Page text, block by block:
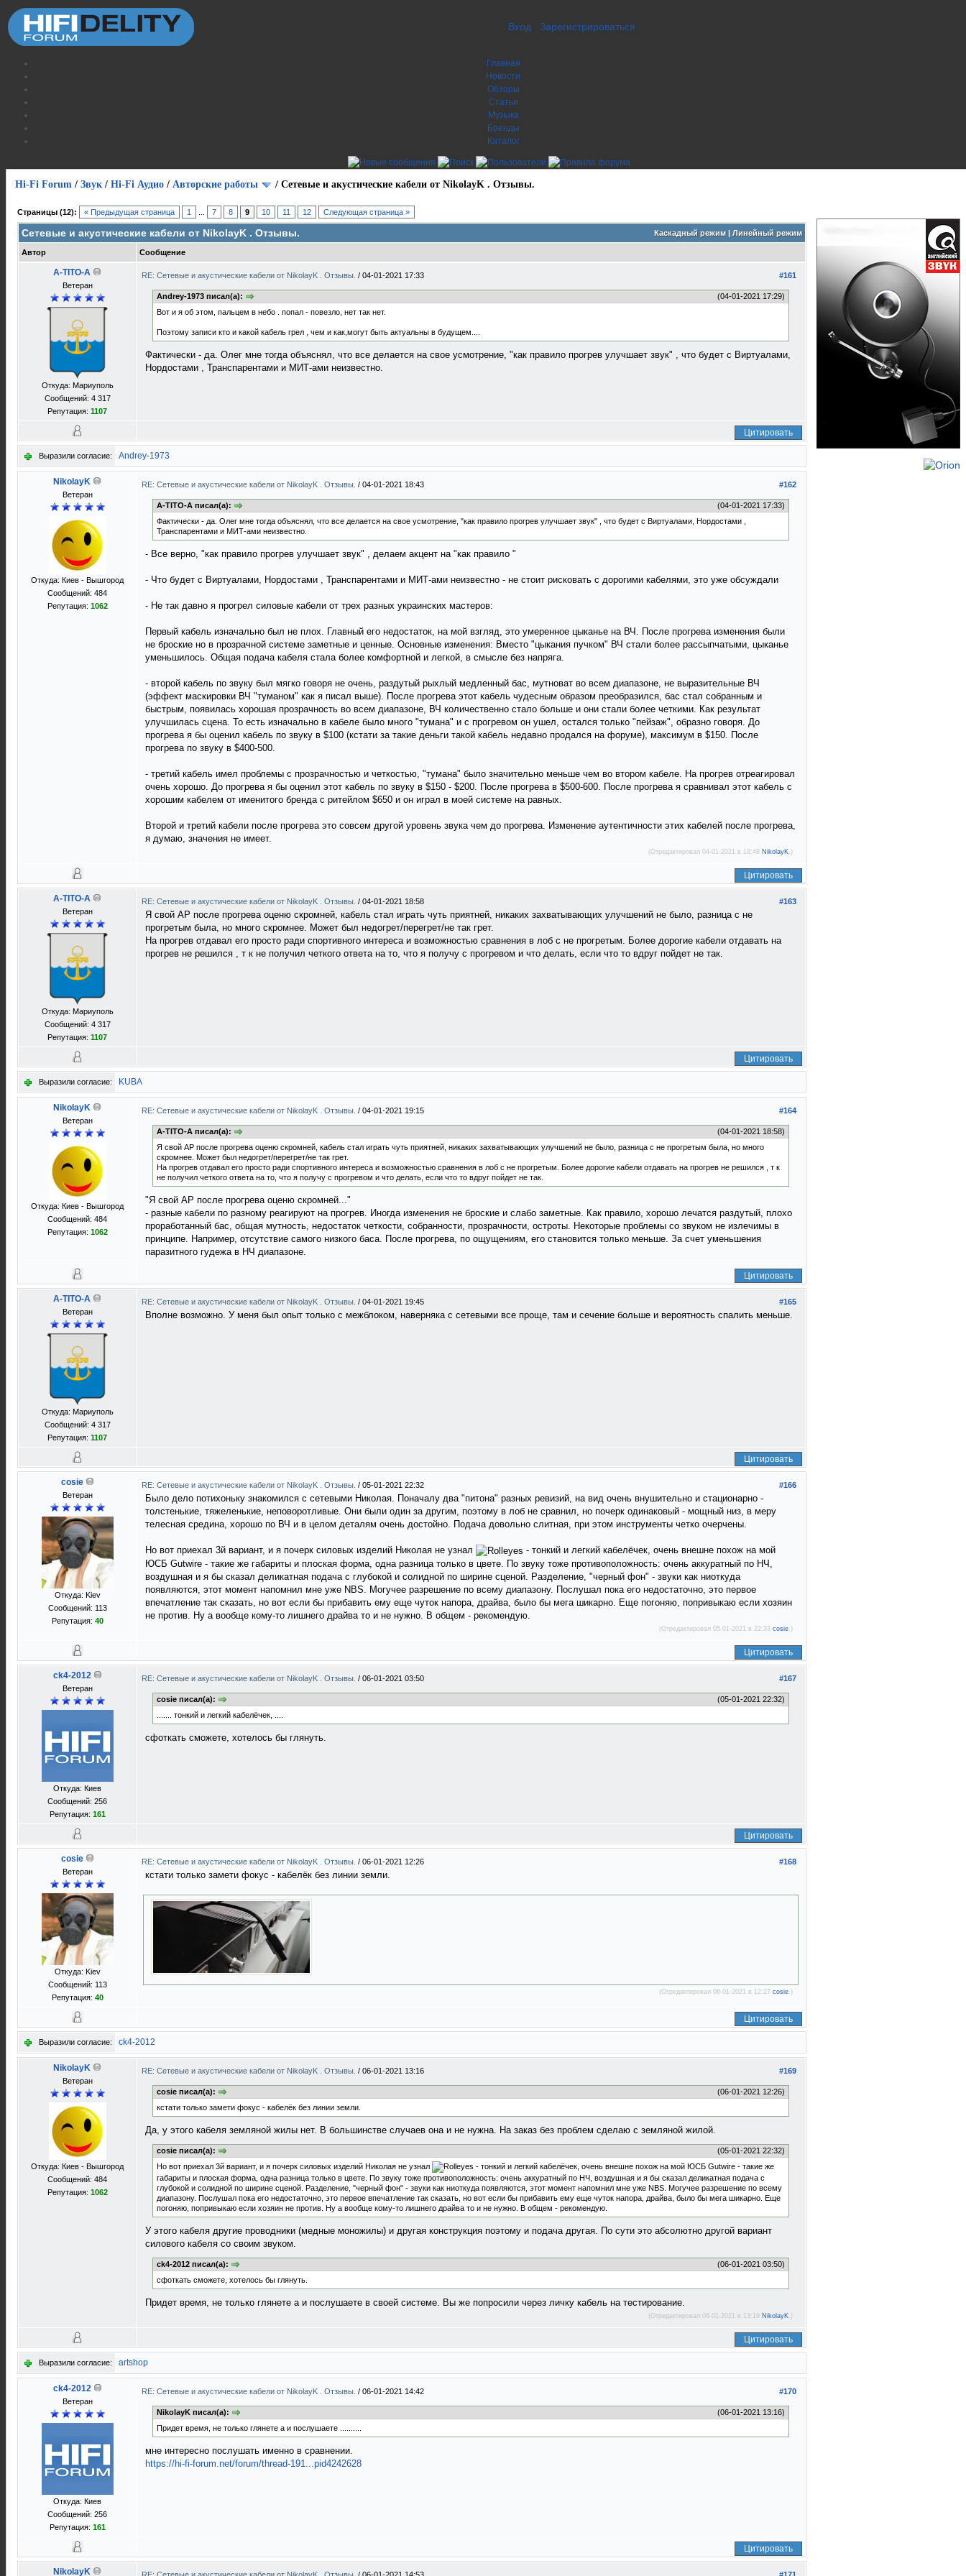
Вход Зарегистрироваться
Главная
Новости
Обзоры
Статьи
Музыка
Бренды
Каталог
Hi-Fi Forum / Звук / Hi-Fi Аудио / Авторские работы / Сетевые и акустические кабели от NikolayK . Отзывы.
Страницы (12): « Предыдущая страница 1 7 8 9 10 11 12 Следующая страница »
Каскадный режим| Линейный режим
Сетевые и акустические кабели от NikolayK . Отзывы.
Автор Сообщение
A-TITO-A
Ветеран
Откуда: Мариуполь
Сообщений: 4 317
Репутация: 1107
#161
RE: Сетевые и акустические кабели от NikolayK . Отзывы. / 04-01-2021 17:33
(04-01-2021 17:29)
Andrey-1973 писал(а):
Вот и я об этом, пальцем в небо . попал - повезло, нет так нет.
Поэтому записи кто и какой кабель грел , чем и как,могут быть актуальны в будущем....
Фактически - да. Олег мне тогда объяснял, что все делается на свое усмотрение, "как правило прогрев улучшает звук" , что будет с Виртуалами,
Нордостами , Транспарентами и МИТ-ами неизвестно.
Цитировать
Выразили согласие: Andrey-1973
NikolayK
Ветеран
Откуда: Киев - Вышгород
Сообщений: 484
Репутация: 1062
#162
RE: Сетевые и акустические кабели от NikolayK . Отзывы. / 04-01-2021 18:43
(04-01-2021 17:33)
A-TITO-A писал(а):
Фактически - да. Олег мне тогда объяснял, что все делается на свое усмотрение, "как правило прогрев улучшает звук" , что будет с Виртуалами, Нордостами ,
Транспарентами и МИТ-ами неизвестно.
- Все верно, "как правило прогрев улучшает звук" , делаем акцент на "как правило "
- Что будет с Виртуалами, Нордостами , Транспарентами и МИТ-ами неизвестно - не стоит рисковать с дорогими кабелями, это уже обсуждали
- Не так давно я прогрел силовые кабели от трех разных украинских мастеров:
Первый кабель изначально был не плох. Главный его недостаток, на мой взгляд, это умеренное цыканье на ВЧ. После прогрева изменения были
не броские но в прозрачной системе заметные и ценные. Основные изменения: Вместо "цыкания пучком" ВЧ стали более рассыпчатыми, цыканье
уменьшилось. Общая подача кабеля стала более комфортной и легкой, в смысле без напряга.
- второй кабель по звуку был мягко говоря не очень, раздутый рыхлый медленный бас, мутноват во всем диапазоне, не выразительные ВЧ
(эффект маскировки ВЧ "туманом" как я писал выше). После прогрева этот кабель чудесным образом преобразился, бас стал собранным и
быстрым, появилась хорошая прозрачность во всем диапазоне, ВЧ количественно стало больше и они стали более четкими. Как результат
улучшилась сцена. То есть изначально в кабеле было много "тумана" и с прогревом он ушел, остался только "пейзаж", образно говоря. До
прогрева я бы оценил кабель по звуку в $100 (кстати за такие деньги такой кабель недавно продался на форуме), максимум в $150. После
прогрева по звуку в $400-500.
- третий кабель имел проблемы с прозрачностью и четкостью, "тумана" было значительно меньше чем во втором кабеле. На прогрев отреагировал
очень хорошо. До прогрева я бы оценил этот кабель по звуку в $150 - $200. После прогрева в $500-600. После прогрева я сравнивал этот кабель с
хорошим кабелем от именитого бренда с ритейлом $650 и он играл в моей системе на равных.
Второй и третий кабели после прогрева это совсем другой уровень звука чем до прогрева. Изменение аутентичности этих кабелей после прогрева,
я думаю, значения не имеет.
(Отредактировал 04-01-2021 в 18:48 NikolayK.)
Цитировать
A-TITO-A
Ветеран
Откуда: Мариуполь
Сообщений: 4 317
Репутация: 1107
#163
RE: Сетевые и акустические кабели от NikolayK . Отзывы. / 04-01-2021 18:58
Я свой АР после прогрева оценю скромней, кабель стал играть чуть приятней, никаких захватывающих улучшений не было, разница с не
прогретым была, но много скромнее. Может был недогрет/перегрет/не так грет.
На прогрев отдавал его просто ради спортивного интереса и возможностью сравнения в лоб с не прогретым. Более дорогие кабели отдавать на
прогрев не решился , т к не получил четкого ответа на то, что я получу с прогревом и что делать, если что то вдруг пойдет не так.
Цитировать
Выразили согласие: KUBA
NikolayK
Ветеран
Откуда: Киев - Вышгород
Сообщений: 484
Репутация: 1062
#164
RE: Сетевые и акустические кабели от NikolayK . Отзывы. / 04-01-2021 19:15
(04-01-2021 18:58)
A-TITO-A писал(а):
Я свой АР после прогрева оценю скромней, кабель стал играть чуть приятней, никаких захватывающих улучшений не было, разница с не прогретым была, но много
скромнее. Может был недогрет/перегрет/не так грет.
На прогрев отдавал его просто ради спортивного интереса и возможностью сравнения в лоб с не прогретым. Более дорогие кабели отдавать на прогрев не решился , т к
не получил четкого ответа на то, что я получу с прогревом и что делать, если что то вдруг пойдет не так.
"Я свой АР после прогрева оценю скромней..."
- разные кабели по разному реагируют на прогрев. Иногда изменения не броские и слабо заметные. Как правило, хорошо лечатся раздутый, плохо
проработанный бас, общая мутность, недостаток четкости, собранности, прозрачности, остроты. Некоторые проблемы со звуком не излечимы в
принципе. Например, отсутствие самого низкого баса. После прогрева, по ощущениям, его становится только меньше. За счет уменьшения
паразитного гудежа в НЧ диапазоне.
Цитировать
A-TITO-A
Ветеран
Откуда: Мариуполь
Сообщений: 4 317
Репутация: 1107
#165
RE: Сетевые и акустические кабели от NikolayK . Отзывы. / 04-01-2021 19:45
Вполне возможно. У меня был опыт только с межблоком, наверняка с сетевыми все проще, там и сечение больше и вероятность спалить меньше.
Цитировать
cosie
Ветеран
Откуда: Kiev
Сообщений: 113
Репутация: 40
#166
RE: Сетевые и акустические кабели от NikolayK . Отзывы. / 05-01-2021 22:32
Было дело потихоньку знакомился с сетевыми Николая. Поначалу два "питона" разных ревизий, на вид очень внушительно и стационарно -
толстенькие, тяжеленькие, неповоротливые. Они были один за другим, поэтому в лоб не сравнил, но почерк одинаковый - мощный низ, в меру
телесная средина, хорошо по ВЧ и в целом деталям очень достойно. Подача довольно слитная, при этом инструменты четко очерчены.
Но вот приехал 3й вариант, и я почерк силовых изделий Николая не узнал
- тонкий и легкий кабелёчек, очень внешне похож на мой
ЮСБ Gutwire - такие же габариты и плоская форма, одна разница только в цвете. По звуку тоже противоположность: очень аккуратный по НЧ,
воздушная и я бы сказал деликатная подача с глубокой и солидной по ширине сценой. Разделение, "черный фон" - звуки как ниоткуда
появляются, этот момент напомнил мне уже NBS. Могучее разрешение по всему диапазону. Послушал пока его недостаточно, это первое
впечатление так сказать, но вот если бы прибавить ему еще чуток напора, драйва, было бы мега шикарно. Еще погоняю, попривыкаю если хозяин
не против. Ну а вообще кому-то лишнего драйва то и не нужно. В общем - рекомендую.
(Отредактировал 05-01-2021 в 22:33 cosie .)
Цитировать
ck4-2012
Ветеран
Откуда: Киев
Сообщений: 256
Репутация: 161
#167
RE: Сетевые и акустические кабели от NikolayK . Отзывы. / 06-01-2021 03:50
(05-01-2021 22:32)
cosie писал(а):
....... тонкий и легкий кабелёчек, ....
сфоткать сможете, хотелось бы глянуть.
Цитировать
cosie
Ветеран
Откуда: Kiev
Сообщений: 113
Репутация: 40
#168
RE: Сетевые и акустические кабели от NikolayK . Отзывы. / 06-01-2021 12:26
кстати только замети фокус - кабелёк без линии земли.
(Отредактировал 06-01-2021 в 12:27 cosie .)
Цитировать
Выразили согласие: ck4-2012
NikolayK
Ветеран
Откуда: Киев - Вышгород
Сообщений: 484
Репутация: 1062
#169
RE: Сетевые и акустические кабели от NikolayK . Отзывы. / 06-01-2021 13:16
(06-01-2021 12:26)
cosie писал(а):
кстати только замети фокус - кабелёк без линии земли.
Да, у этого кабеля земляной жилы нет. В большинстве случаев она и не нужна. На заказ без проблем сделаю с земляной жилой.
(05-01-2021 22:32)
cosie писал(а):
Но вот приехал 3й вариант, и я почерк силовых изделий Николая не узнал
- тонкий и легкий кабелёчек, очень внешне похож на мой ЮСБ Gutwire - такие же
габариты и плоская форма, одна разница только в цвете. По звуку тоже противоположность: очень аккуратный по НЧ, воздушная и я бы сказал деликатная подача с
глубокой и солидной по ширине сценой. Разделение, "черный фон" - звуки как ниоткуда появляются, этот момент напомнил мне уже NBS. Могучее разрешение по всему
диапазону. Послушал пока его недостаточно, это первое впечатление так сказать, но вот если бы прибавить ему еще чуток напора, драйва, было бы мега шикарно. Еще
погоняю, попривыкаю если хозяин не против. Ну а вообще кому-то лишнего драйва то и не нужно. В общем - рекомендую.
У этого кабеля другие проводники (медные моножилы) и другая конструкция поэтому и подача другая. По сути это абсолютно другой вариант
силового кабеля со своим звуком.
(06-01-2021 03:50)
ck4-2012 писал(а):
сфоткать сможете, хотелось бы глянуть.
Придет время, не только глянете а и послушаете в своей системе. Вы же попросили через личку кабель на тестирование.
(Отредактировал 06-01-2021 в 13:19 NikolayK.)
Цитировать
Выразили согласие: artshop
ck4-2012
Ветеран
Откуда: Киев
Сообщений: 256
Репутация: 161
#170
RE: Сетевые и акустические кабели от NikolayK . Отзывы. / 06-01-2021 14:42
(06-01-2021 13:16)
NikolayK писал(а):
Придет время, не только глянете а и послушаете ..........
мне интересно послушать именно в сравнении.
https://hi-fi-forum.net/forum/thread-191...pid4242628
Цитировать
NikolayK